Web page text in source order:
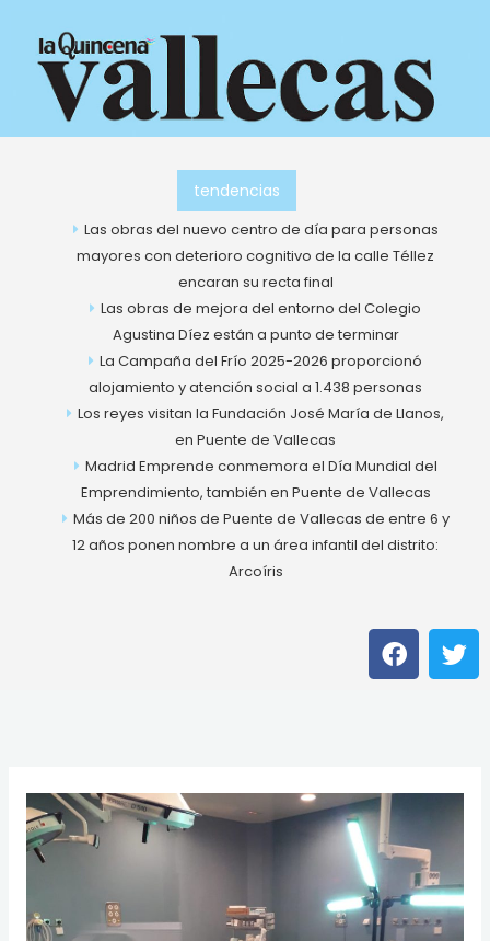
contenido
tendencias
Las obras del nuevo centro de día para personas
mayores con deterioro cognitivo de la calle Téllez
encaran su recta final
Las obras de mejora del entorno del Colegio
Agustina Díez están a punto de terminar
La Campaña del Frío 2025-2026 proporcionó
alojamiento y atención social a 1.438 personas
Los reyes visitan la Fundación José María de Llanos,
en Puente de Vallecas
Madrid Emprende conmemora el Día Mundial del
Emprendimiento, también en Puente de Vallecas
Más de 200 niños de Puente de Vallecas de entre 6 y
12 años ponen nombre a un área infantil del distrito:
Arcoíris
F
a
c
o
k
T
w
i
r